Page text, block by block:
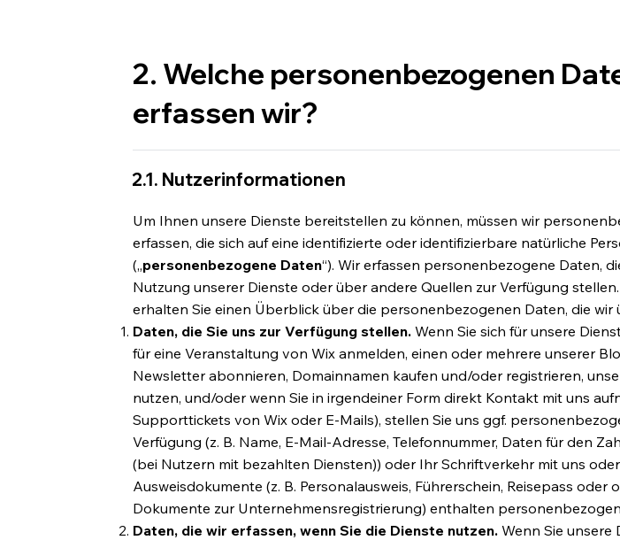
2. Welche personenbezogenen
erfassen wir?
2.1. Nutzerinformationen
Um Ihnen unsere Dienste bereitstellen zu können, müssen wir
erfassen, die sich auf eine identifizierte oder identifizierbare natürliche
(„personenbezogene Daten“). Wir erfassen personenbezogene Daten,
Nutzung unserer Dienste oder über andere Quellen zur Verfügung
erhalten Sie einen Überblick über die personenbezogenen Daten, die wir
Daten, die Sie uns zur Verfügung stellen. Wenn Sie sich für unsere
für eine Veranstaltung von Wix anmelden, einen oder mehrere unserer
Newsletter abonnieren, Domainnamen kaufen und/oder registrieren,
nutzen, und/oder wenn Sie in irgendeiner Form direkt Kontakt mit uns
Supporttickets von Wix oder E-Mails), stellen Sie uns ggf.
Verfügung (z. B. Name, E-Mail-Adresse, Telefonnummer, Daten für den
(bei Nutzern mit bezahlten Diensten)) oder Ihr Schriftverkehr mit uns
Ausweisdokumente (z. B. Personalausweis, Führerschein, Reisepass oder
Dokumente zur Unternehmensregistrierung) enthalten
Daten, die wir erfassen, wenn Sie die Dienste nutzen. Wenn Sie unsere